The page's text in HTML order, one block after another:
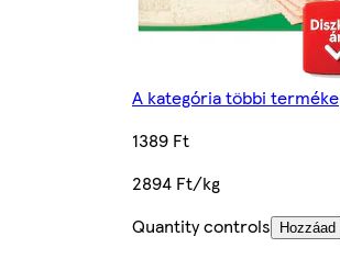
A kategória többi terméke
1389 Ft
2894 Ft/kg
Quantity controls
Hozzáad